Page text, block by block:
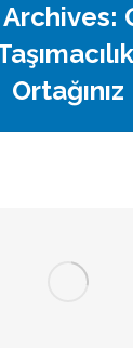
Ortağınız